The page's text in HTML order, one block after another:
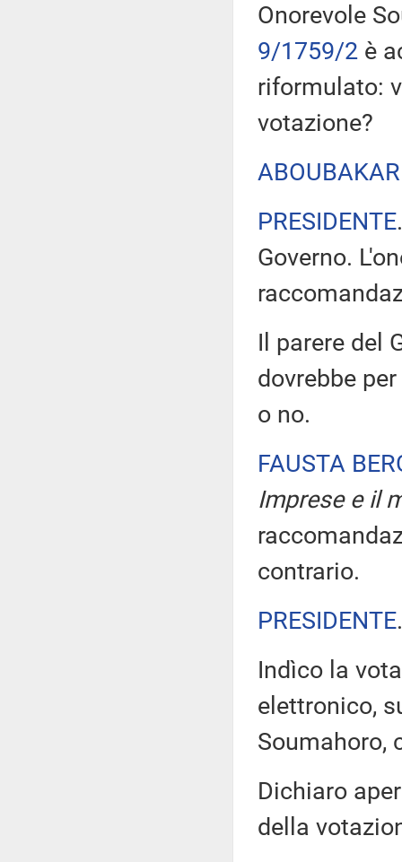
Onorevole
9/1759/2 è
riformulato:
votazione?
PRESIDENTE
Governo.
Il parere del
dovrebbe
o no.
FAUSTA
Imprese e il
contrario.
PRESIDENTE
Indìco la
elettronico,
Soumahoro,
Dichiaro
della